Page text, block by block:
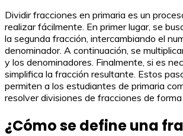
Dividir fracciones en primaria es un
realizar fácilmente. En primer lugar, se
la segunda fracción, intercambiando el
denominador. A continuación, se
y los denominadores. Finalmente, si es
simplifica la fracción resultante. Estos
permiten a los estudiantes de primaria
resolver divisiones de fracciones de
¿Cómo se define una